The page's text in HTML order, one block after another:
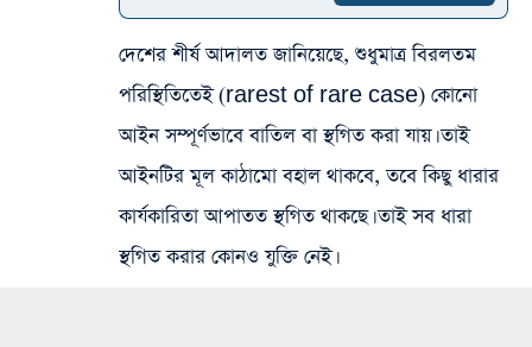
দেশের শীর্ষ আদালত জানিয়েছে, শুধুমাত্র বিরলতম
পরিস্থিতিতেই (rarest of rare case) কোনো
আইন সম্পূর্ণভাবে বাতিল বা স্থগিত করা যায়। তাই
আইনটির মূল কাঠামো বহাল থাকবে, তবে কিছু ধারার
কার্যকারিতা আপাতত স্থগিত থাকছে। তাই সব ধারা
স্থগিত করার কোনও যুক্তি নেই।